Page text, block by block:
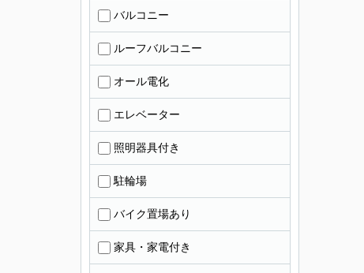
バルコニー
ルーフバルコニー
オール電化
エレベーター
照明器具付き
駐輪場
バイク置場あり
家具・家電付き